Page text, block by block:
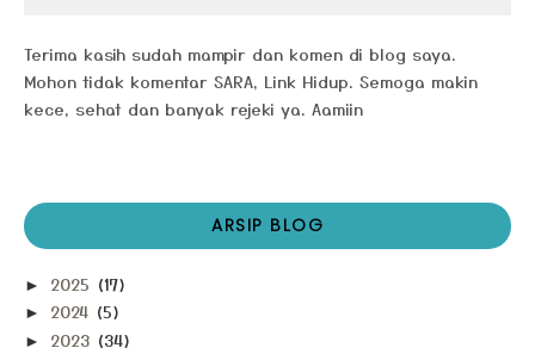
Terima kasih sudah mampir dan komen di blog saya.
Mohon tidak komentar SARA, Link Hidup. Semoga makin
kece, sehat dan banyak rejeki ya. Aamiin
ARSIP BLOG
► 2025 (17)
► 2024 (5)
► 2023 (34)